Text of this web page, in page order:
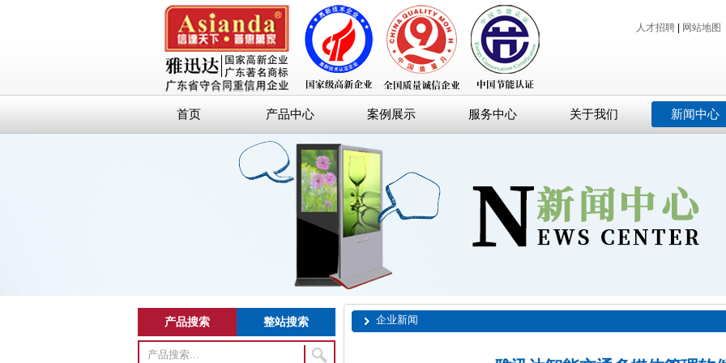
人才招聘| 网站地图
首页 产品中心 案例展示 服务中心 关于我们 新闻中心
产品搜索 整站搜索 企业新闻